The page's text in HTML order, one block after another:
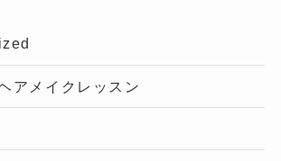
アメイクレッスン